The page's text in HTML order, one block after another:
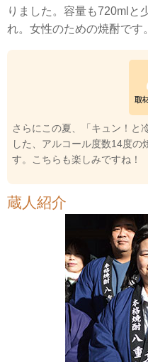
りました。容量も720mlと
れ。女性のための焼酎です。
さらにこの夏、「キュン！と
した、アルコール度数14度
す。こちらも楽しみですね！
蔵人紹介